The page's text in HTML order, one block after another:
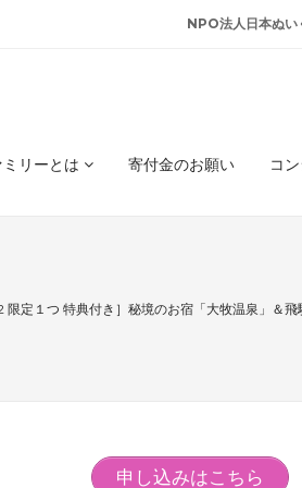
NPO法人日本ぬい
リーとは 寄付金のお願い コ
限定１つ 特典付き］秘境のお宿「大牧温泉」＆飛
申し込みはこちら